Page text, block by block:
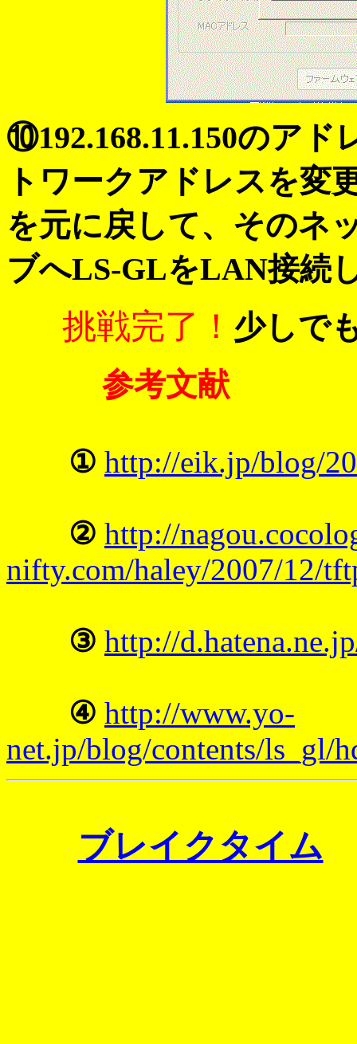
⑩192.168.11.150のア
トワークアドレスを変
を元に戻して、そのネ
ブへLS-GLをLAN接続
挑戦完了！ 少しで
参考文献
① http://eik.jp/blog/
② http://
nifty.com/haley/2007/12/
③ http://
④ http://www.yo-
net.jp/blog/contents/ls_gl/
ブレイクタイム